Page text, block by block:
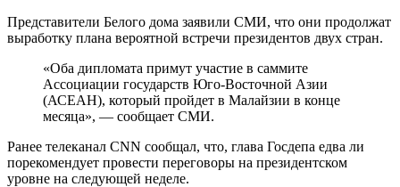
Представители Белого дома заявили СМИ, что они продолжат
выработку плана вероятной встречи президентов двух стран.
«Оба дипломата примут участие в саммите
Ассоциации государств Юго-Восточной Азии
(АСЕАН), который пройдет в Малайзии в конце
месяца», — сообщает СМИ.
Ранее телеканал CNN сообщал, что, глава Госдепа едва ли
порекомендует провести переговоры на президентском
уровне на следующей неделе.